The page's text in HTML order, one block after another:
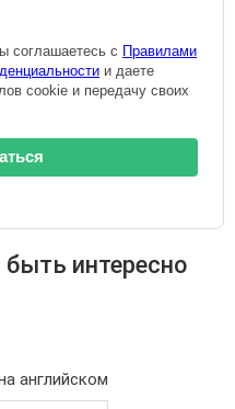
соглашаетесь с Правилами
и даете
cookie и передачу своих
интересно
английском